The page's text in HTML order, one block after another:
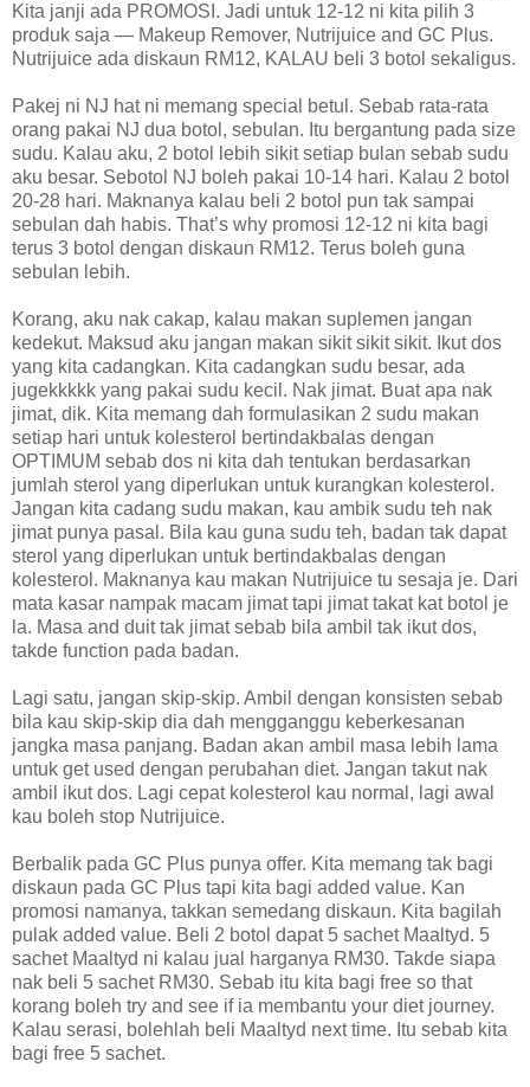
Kita janji ada PROMOSI. Jadi untuk 12-12 ni kita pilih 3
produk saja — Makeup Remover, Nutrijuice and GC Plus.
Nutrijuice ada diskaun RM12, KALAU beli 3 botol sekaligus.
Pakej ni NJ hat ni memang special betul. Sebab rata-rata
orang pakai NJ dua botol, sebulan. Itu bergantung pada size
sudu. Kalau aku, 2 botol lebih sikit setiap bulan sebab sudu
aku besar. Sebotol NJ boleh pakai 10-14 hari. Kalau 2 botol
20-28 hari. Maknanya kalau beli 2 botol pun tak sampai
sebulan dah habis. That’s why promosi 12-12 ni kita bagi
terus 3 botol dengan diskaun RM12. Terus boleh guna
sebulan lebih.
Korang, aku nak cakap, kalau makan suplemen jangan
kedekut. Maksud aku jangan makan sikit sikit sikit. Ikut dos
yang kita cadangkan. Kita cadangkan sudu besar, ada
jugekkkkk yang pakai sudu kecil. Nak jimat. Buat apa nak
jimat, dik. Kita memang dah formulasikan 2 sudu makan
setiap hari untuk kolesterol bertindakbalas dengan
OPTIMUM sebab dos ni kita dah tentukan berdasarkan
jumlah sterol yang diperlukan untuk kurangkan kolesterol.
Jangan kita cadang sudu makan, kau ambik sudu teh nak
jimat punya pasal. Bila kau guna sudu teh, badan tak dapat
sterol yang diperlukan untuk bertindakbalas dengan
kolesterol. Maknanya kau makan Nutrijuice tu sesaja je. Dari
mata kasar nampak macam jimat tapi jimat takat kat botol je
la. Masa and duit tak jimat sebab bila ambil tak ikut dos,
takde function pada badan.
Lagi satu, jangan skip-skip. Ambil dengan konsisten sebab
bila kau skip-skip dia dah mengganggu keberkesanan
jangka masa panjang. Badan akan ambil masa lebih lama
untuk get used dengan perubahan diet. Jangan takut nak
ambil ikut dos. Lagi cepat kolesterol kau normal, lagi awal
kau boleh stop Nutrijuice.
Berbalik pada GC Plus punya offer. Kita memang tak bagi
diskaun pada GC Plus tapi kita bagi added value. Kan
promosi namanya, takkan semedang diskaun. Kita bagilah
pulak added value. Beli 2 botol dapat 5 sachet Maaltyd. 5
sachet Maaltyd ni kalau jual harganya RM30. Takde siapa
nak beli 5 sachet RM30. Sebab itu kita bagi free so that
korang boleh try and see if ia membantu your diet journey.
Kalau serasi, bolehlah beli Maaltyd next time. Itu sebab kita
bagi free 5 sachet.